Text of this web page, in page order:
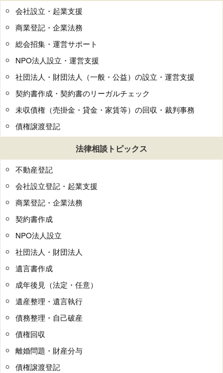
会社設立・起業支援
商業登記・企業法務
総会招集・運営サポート
NPO法人設立・運営支援
社団法人・財団法人（一般・公益）の設立・運営支援
契約書作成・契約書のリーガルチェック
未収債権（売掛金・貸金・家賃等）の回収・裁判事務
債権譲渡登記
法律相談トピックス
不動産登記
会社設立登記・起業支援
商業登記・企業法務
契約書作成
NPO法人設立
社団法人・財団法人
遺言書作成
成年後見（法定・任意）
遺産整理・遺言執行
債務整理・自己破産
債権回収
離婚問題・財産分与
債権譲渡登記